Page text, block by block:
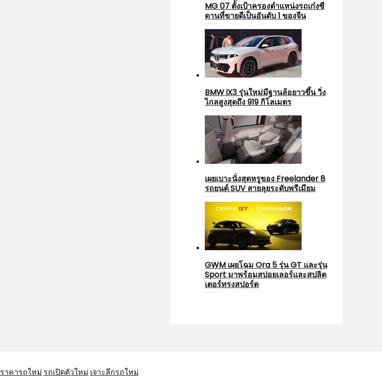
MG 07 ตั้งเป้าครองตำแหน่งรถเก๋งซี
ดานที่ขายดีเป็นอันดับ 1 ของจีน
BMW iX3 รุ่นใหม่มีฐานล้อยาวขึ้น วิ่ง
ไกลสูงสุดถึง 919 กิโลเมตร
เผยเบาะนั่งสุดหรูของ Freelander 8
รถยนต์ SUV สายลุยระดับพรีเมียม
GWM เผยโฉม Ora 5 รุ่น GT และรุ่น
Sport มาพร้อมสปอยเลอร์และสปลิต
เตอร์ทรงสปอร์ต
ราคารถใหม่ รถเปิดตัวใหม่ เจาะลึกรถใหม่